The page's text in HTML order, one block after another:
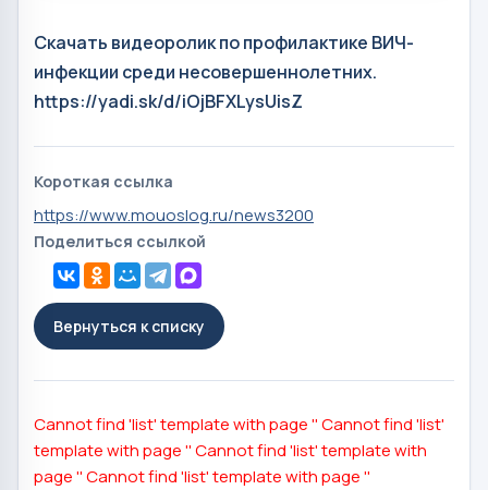
Скачать видеоролик по профилактике ВИЧ-
инфекции среди несовершеннолетних.
https://yadi.sk/d/iOjBFXLysUisZ
Короткая ссылка
https://www.mouoslog.ru/news3200
Поделиться ссылкой
Вернуться к списку
Cannot find 'list' template with page ''Cannot find 'list'
template with page ''Cannot find 'list' template with
page ''Cannot find 'list' template with page ''